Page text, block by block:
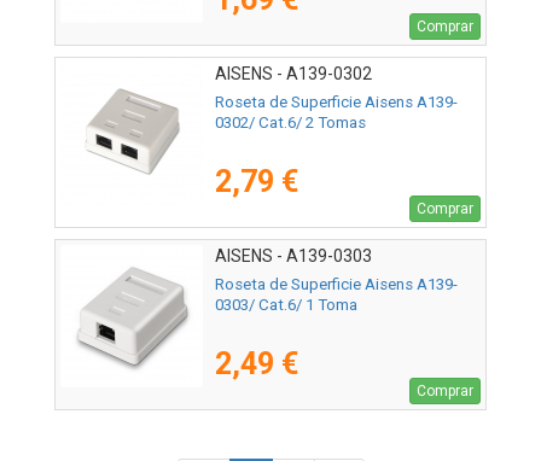
Comprar
AISENS - A139-0302
Roseta de Superficie Aisens A139-
0302/ Cat.6/ 2 Tomas
2,79 €
Comprar
AISENS - A139-0303
Roseta de Superficie Aisens A139-
0303/ Cat.6/ 1 Toma
2,49 €
Comprar